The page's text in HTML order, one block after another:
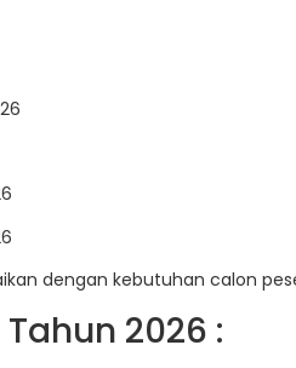
dengan kebutuhan calon
2026 :